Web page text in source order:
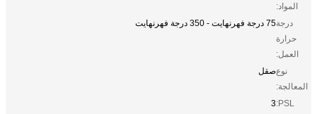
المواد:
درجة
حرارة
العمل:
75 درجة فهرنهايت - 350 درجة فهرنهايت
نوع
المعالجة:
صقل
PSL:
3